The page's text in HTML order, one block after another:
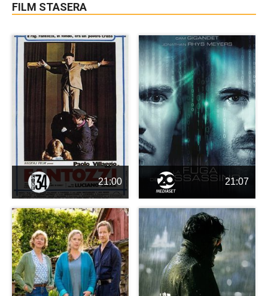
FILM STASERA
21:00 21:07